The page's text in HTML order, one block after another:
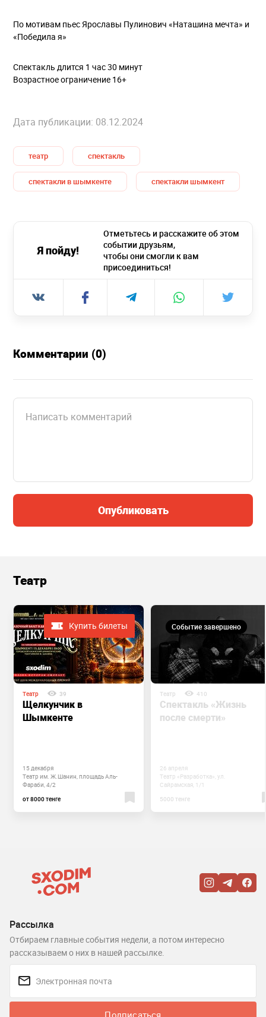
По мотивам пьес Ярославы Пулинович «Наташина мечта» и
«Победила я»
Спектакль длится 1 час 30 минут
Возрастное ограничение 16+
Дата публикации: 08.12.2024
театр спектакль
спектакли в шымкенте спектакли шымкент
Я пойду!
Отметьтесь и расскажите об этом
событии друзьям,
чтобы они смогли к вам
присоединиться!
Комментарии (0)
Опубликовать
Театр
Купить билеты
Театр 39
Щелкунчик в
Шымкенте
15 декабря
Театр им. Ж.Шанин, площадь Аль-
Фараби, 4/2
от 8000 тенге
Событие завершено
Театр 410
Спектакль «Жизнь
после смерти»
26 апреля
Театр «Разработка», ул.
Сайрамская, 1/1
5000 тенге
Рассылка
Отбираем главные события недели, а потом интересно
рассказываем о них в нашей рассылке.
Подписаться